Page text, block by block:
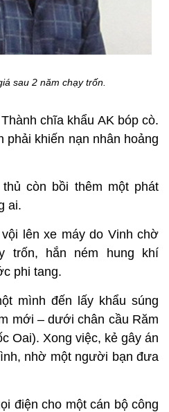
sau 2 năm chạy trốn.
chĩa khẩu AK bóp cò.
phải khiến nạn nhân hoảng
còn bồi thêm một phát
ai.
lên xe máy do Vinh chờ
trốn, hắn ném hung khí
phi tang.
mình đến lấy khẩu súng
mới – dưới chân cầu Răm
Oai). Xong việc, kẻ gây án
nhờ một người bạn đưa
điện cho một cán bộ công